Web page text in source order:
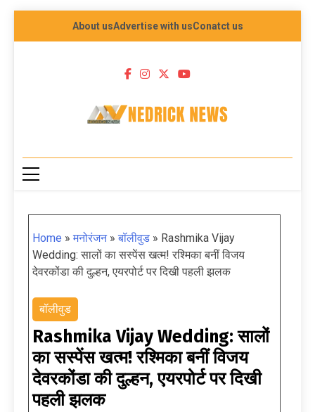
About usAdvertise with usConatct us
NEDRICK NEWS
Home »मनोरंजन»बॉलीवुड » Rashmika Vijay
Wedding: सालों का सस्पेंस खत्म! रश्मिका बनीं विजय
देवरकोंडा की दुल्हन, एयरपोर्ट पर दिखी पहली झलक
बॉलीवुड
Rashmika Vijay Wedding: सालों
का सस्पेंस खत्म! रश्मिका बनीं विजय
देवरकोंडा की दुल्हन, एयरपोर्ट पर दिखी
पहली झलक